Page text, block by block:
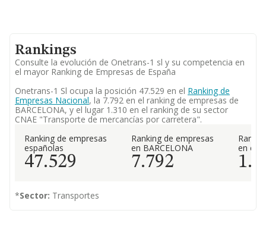
Rankings
Consulte la evolución de Onetrans-1 sl y su competencia en
el mayor Ranking de Empresas de España
Onetrans-1 Sl ocupa la posición 47.529 en el Ranking de
Empresas Nacional, la 7.792 en el ranking de empresas de
BARCELONA, y el lugar 1.310 en el ranking de su sector
CNAE "Transporte de mercancías por carretera".
Ranking de empresas
españolas
47.529
Ranking de empresas
en BARCELONA
7.792
en el
*Sector: Transportes